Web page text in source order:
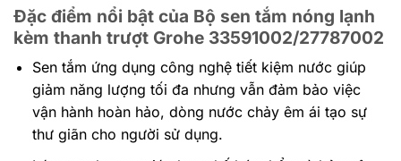
Đặc điểm nổi bật của Bộ sen tắm nóng lạnh
kèm thanh trượt Grohe 33591002/27787002
Sen tắm ứng dụng công nghệ tiết kiệm nước giúp
giảm năng lượng tối đa nhưng vẫn đảm bảo việc
vận hành hoàn hảo, dòng nước chảy êm ái tạo sự
thư giãn cho người sử dụng.